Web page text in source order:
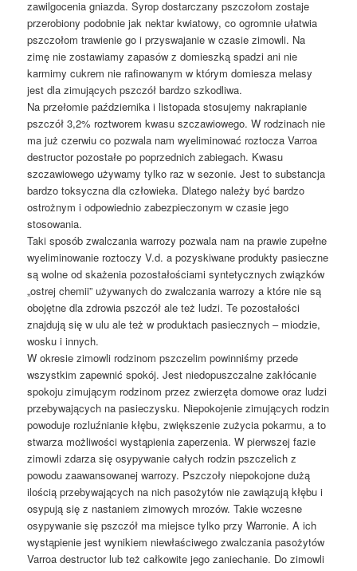
zawilgocenia gniazda. Syrop dostarczany pszczołom zostaje
przerobiony podobnie jak nektar kwiatowy, co ogromnie ułatwia
pszczołom trawienie go i przyswajanie w czasie zimowli. Na
zimę nie zostawiamy zapasów z domieszką spadzi ani nie
karmimy cukrem nie rafinowanym w którym domiesza melasy
jest dla zimujących pszczół bardzo szkodliwa.
Na przełomie października i listopada stosujemy nakrapianie
pszczół 3,2% roztworem kwasu szczawiowego. W rodzinach nie
ma już czerwiu co pozwala nam wyeliminować roztocza Varroa
destructor pozostałe po poprzednich zabiegach. Kwasu
szczawiowego używamy tylko raz w sezonie. Jest to substancja
bardzo toksyczna dla człowieka. Dlatego należy być bardzo
ostrożnym i odpowiednio zabezpieczonym w czasie jego
stosowania.
Taki sposób zwalczania warrozy pozwala nam na prawie zupełne
wyeliminowanie roztoczy V.d. a pozyskiwane produkty pasieczne
są wolne od skażenia pozostałościami syntetycznych związków
„ostrej chemii” używanych do zwalczania warrozy a które nie są
obojętne dla zdrowia pszczół ale też ludzi. Te pozostałości
znajdują się w ulu ale też w produktach pasiecznych – miodzie,
wosku i innych.
W okresie zimowli rodzinom pszczelim powinniśmy przede
wszystkim zapewnić spokój. Jest niedopuszczalne zakłócanie
spokoju zimującym rodzinom przez zwierzęta domowe oraz ludzi
przebywających na pasieczysku. Niepokojenie zimujących rodzin
powoduje rozluźnianie kłębu, zwiększenie zużycia pokarmu, a to
stwarza możliwości wystąpienia zaperzenia. W pierwszej fazie
zimowli zdarza się osypywanie całych rodzin pszczelich z
powodu zaawansowanej warrozy. Pszczoły niepokojone dużą
ilością przebywających na nich pasożytów nie zawiązują kłębu i
osypują się z nastaniem zimowych mrozów. Takie wczesne
osypywanie się pszczół ma miejsce tylko przy Warronie. A ich
wystąpienie jest wynikiem niewłaściwego zwalczania pasożytów
Varroa destructor lub też całkowite jego zaniechanie. Do zimowli